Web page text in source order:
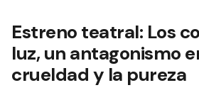
Estreno teatral: Los
luz, un antagonismo
crueldad y la pureza